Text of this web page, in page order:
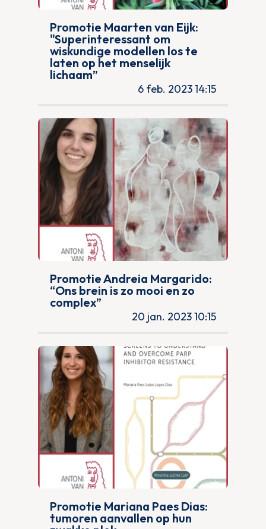
Promotie Maarten van Eijk:
"Superinteressant om
wiskundige modellen los te
laten op het menselijk
lichaam”
6 feb. 2023 14:15
Promotie Andreia Margarido:
“Ons brein is zo mooi en zo
complex”
20 jan. 2023 10:15
Promotie Mariana Paes Dias:
tumoren aanvallen op hun